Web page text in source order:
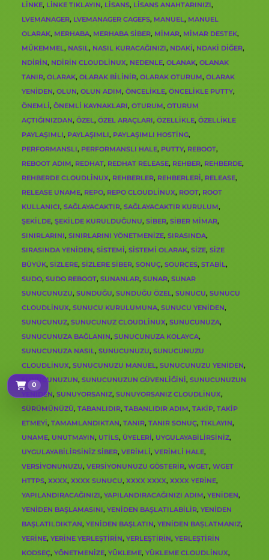
0
Sepetim
LINKE, LINKE TIKLAYIN, LISANS, LISANS ANAHTARINIZI,
LVEMANAGER, LVEMANAGER CAGEFS, MANUEL, MANUEL
OLARAK, MERHABA, MERHABA SIBER, MIMAR, MIMAR DESTEK,
MÜKEMMEL, NASIL, NASIL KURACAĞINIZI, NDAKI, NDAKI DIĞER,
NDIRIN, NDIRIN CLOUDLINUX, NEDENLE, OLANAK, OLANAK
TANIR, OLARAK, OLARAK BILINIR, OLARAK OTURUM, OLARAK
YENIDEN, OLUN, OLUN ADIM, ÖNCELIKLE, ÖNCELIKLE PUTTY,
ÖNEMLI, ÖNEMLI KAYNAKLARI, OTURUM, OTURUM
AÇTIĞINIZDAN, ÖZEL, ÖZEL ARAÇLARI, ÖZELLIKLE, ÖZELLIKLE
PAYLAŞIMLI, PAYLAŞIMLI, PAYLAŞIMLI HOSTING,
PERFORMANSLI, PERFORMANSLI HALE, PUTTY, REBOOT,
REBOOT ADIM, REDHAT, REDHAT RELEASE, REHBER, REHBERDE,
REHBERDE CLOUDLINUX, REHBERLER, REHBERLERI, RELEASE,
RELEASE UNAME, REPO, REPO CLOUDLINUX, ROOT, ROOT
KULLANICI, SAĞLAYACAKTIR, SAĞLAYACAKTIR KURULUM,
ŞEKILDE, ŞEKILDE KURULDUĞUNU, SIBER, SIBER MIMAR,
SINIRLARINI, SINIRLARINI YÖNETMENIZE, SIRASINDA,
SIRASINDA YENIDEN, SISTEMI, SISTEMI OLARAK, SIZE, SIZE
BÜYÜK, SIZLERE, SIZLERE SIBER, SONUÇ, SOURCES, STABIL,
SUDO, SUDO REBOOT, SUNANLAR, SUNAR, SUNAR
SUNUCUNUZU, SUNDUĞU, SUNDUĞU ÖZEL, SUNUCU, SUNUCU
CLOUDLINUX, SUNUCU KURULUMUNA, SUNUCU YENIDEN,
SUNUCUNUZ, SUNUCUNUZ CLOUDLINUX, SUNUCUNUZA,
SUNUCUNUZA BAĞLANIN, SUNUCUNUZA KOLAYCA,
SUNUCUNUZA NASIL, SUNUCUNUZU, SUNUCUNUZU
CLOUDLINUX, SUNUCUNUZU MANUEL, SUNUCUNUZU YENIDEN,
SUNUCUNUZUN, SUNUCUNUZUN GÜVENLIĞINI, SUNUCUNUZUN
YENIDEN, SUNUYORSANIZ, SUNUYORSANIZ CLOUDLINUX,
SÜRÜMÜNÜZÜ, TABANLIDIR, TABANLIDIR ADIM, TAKIP, TAKIP
ETMEYI, TAMAMLANDIKTAN, TANIR, TANIR SONUÇ, TIKLAYIN,
UNAME, UNUTMAYIN, UTILS, ÜYELERI, UYGULAYABILIRSINIZ,
UYGULAYABILIRSINIZ SIBER, VERIMLI, VERIMLI HALE,
VERSIYONUNUZU, VERSIYONUNUZU GÖSTERIR, WGET, WGET
HTTPS, XXXX, XXXX SUNUCU, XXXX XXXX, XXXX YERINE,
YAPILANDIRACAĞINIZI, YAPILANDIRACAĞINIZI ADIM, YENIDEN,
YENIDEN BAŞLAMASINI, YENIDEN BAŞLATILABILIR, YENIDEN
BAŞLATILDIKTAN, YENIDEN BAŞLATIN, YENIDEN BAŞLATMANIZ,
YERINE, YERINE YERLEŞTIRIN, YERLEŞTIRIN, YERLEŞTIRIN
KODSEÇ, YÖNETMENIZE, YÜKLEME, YÜKLEME CLOUDLINUX,